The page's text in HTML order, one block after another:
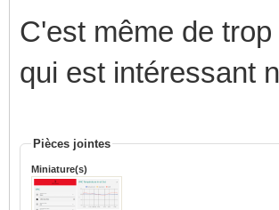
C'est même de
qui est intéressant
Pièces jointes
Miniature(s)